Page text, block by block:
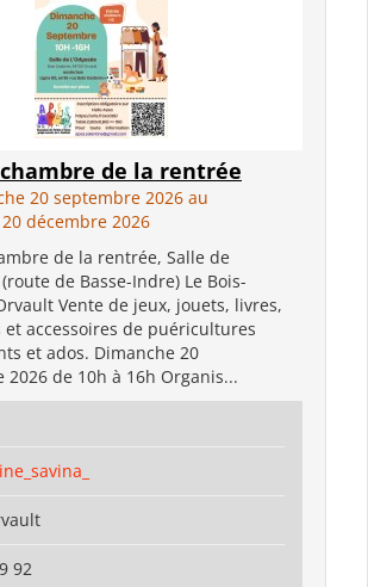
de la rentrée
20 septembre 2026 au
décembre 2026
de la rentrée, Salle de
(route de Basse-Indre) Le Bois-
Vente de jeux, jouets, livres,
et accessoires de puéricultures
et ados. Dimanche 20
2026 de 10h à 16h Organis...
92